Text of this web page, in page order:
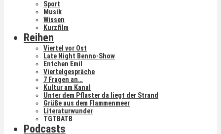
Sport
Musik
Wissen
Kurzfilm
Reihen
Viertel vor Ost
Late Night Benno-Show
Entchen Emil
Viertelgespräche
7 Fragen an…
Kultur am Kanal
Unter dem Pflaster da liegt der Strand
Grüße aus dem Flammenmeer
Literaturwunder
TGTBATB
Podcasts